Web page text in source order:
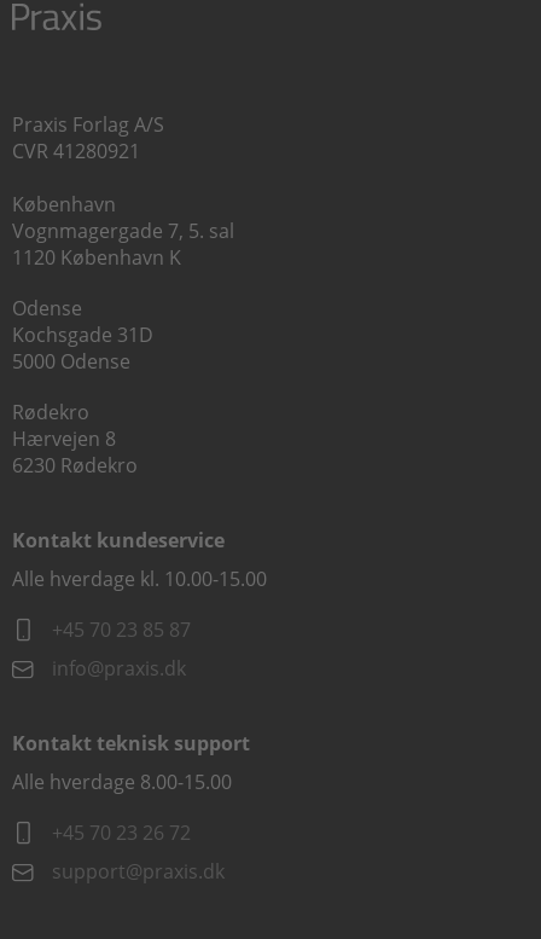
Praxis Forlag A/S
CVR 41280921
København
Vognmagergade 7, 5. sal
1120 København K
Odense
Kochsgade 31D
5000 Odense
Rødekro
Hærvejen 8
6230 Rødekro
Kontakt kundeservice
Alle hverdage kl. 10.00-15.00
+45 70 23 85 87
info@praxis.dk
Kontakt teknisk support
Alle hverdage 8.00-15.00
+45 70 23 26 72
support@praxis.dk